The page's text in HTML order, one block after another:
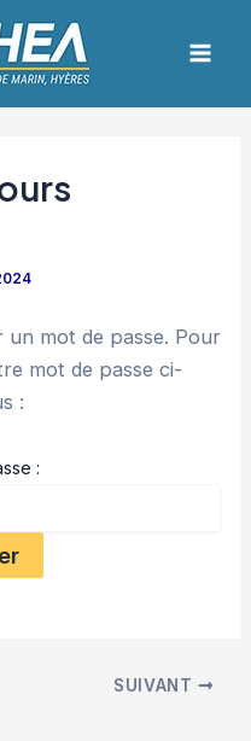
mot de passe. Pour
mot de passe ci-
:
:
SUIVANT